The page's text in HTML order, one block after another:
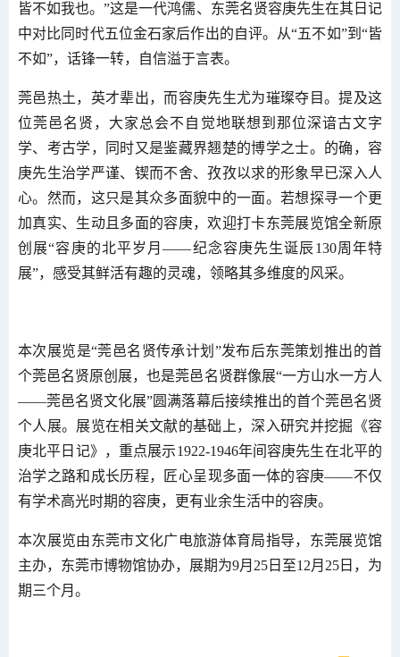
皆不如我也。”这是一代鸿儒、东莞名贤容庚先生在其日记
中对比同时代五位金石家后作出的自评。从“五不如”到“皆
不如”，话锋一转，自信溢于言表。
莞邑热土，英才辈出，而容庚先生尤为璀璨夺目。提及这
位莞邑名贤，大家总会不自觉地联想到那位深谙古文字
学、考古学，同时又是鉴藏界翘楚的博学之士。的确，容
庚先生治学严谨、锲而不舍、孜孜以求的形象早已深入人
心。然而，这只是其众多面貌中的一面。若想探寻一个更
加真实、生动且多面的容庚，欢迎打卡东莞展览馆全新原
创展“容庚的北平岁月——纪念容庚先生诞辰130周年特
展”，感受其鲜活有趣的灵魂，领略其多维度的风采。
本次展览是“莞邑名贤传承计划”发布后东莞策划推出的首
个莞邑名贤原创展，也是莞邑名贤群像展“一方山水一方人
——莞邑名贤文化展”圆满落幕后接续推出的首个莞邑名贤
个人展。展览在相关文献的基础上，深入研究并挖掘《容
庚北平日记》，重点展示1922-1946年间容庚先生在北平的
治学之路和成长历程，匠心呈现多面一体的容庚——不仅
有学术高光时期的容庚，更有业余生活中的容庚。
本次展览由东莞市文化广电旅游体育局指导，东莞展览馆
主办，东莞市博物馆协办，展期为9月25日至12月25日，为
期三个月。